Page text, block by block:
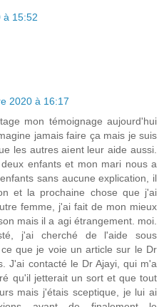
à 15:52
2020 à 16:17
mon témoignage aujourd'hui
jamais faire ça mais je suis
les autres aient leur aide aussi.
enfants et mon mari nous a
sans aucune explication, il
et la prochaine chose que j'ai
femme, j'ai fait de mon mieux
mais il a agi étrangement. moi.
j'ai cherché de l'aide sous
que je voie un article sur le Dr
J'ai contacté le Dr Ajayi, qui m'a
qu'il jetterait un sort et que tout
mais j'étais sceptique, je lui ai